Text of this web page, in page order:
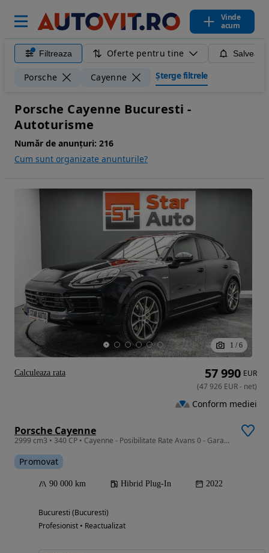
Vinde
acum
Filtreaza Oferte pentru tine
Porsche Cayenne Șterge filtrele
Porsche Cayenne Bucuresti -
Autoturisme
Număr de anunțuri: 216
Cum sunt organizate anunturile?
1 / 6
Porsche Cayenne
2999 cm3 • 340 CP • Cayenne - Posibilitate Rate Avans 0 - Garantie 12 Luni - IMPECABILA
Promovat
90 000 km Hibrid Plug-In 2022
Bucuresti (Bucuresti)
Profesionist • Reactualizat
57 990 EUR
(47 926 EUR- net)
Conform mediei
Calculeaza rata